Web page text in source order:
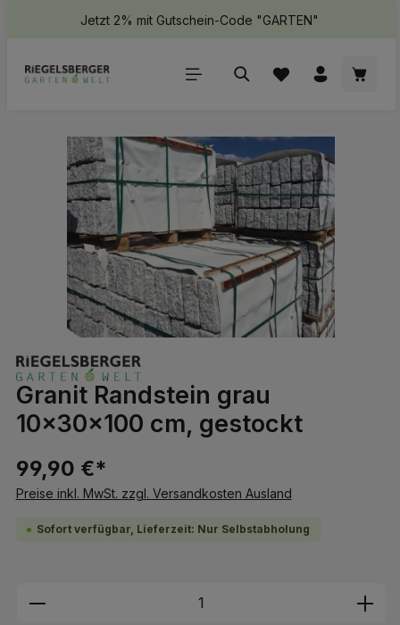
springenJetzt 2% mit Gutschein-Code "GARTEN"
Bildergalerie überspringen
Granit Randstein grau
10x30x100 cm, gestockt
99,90 €*
Preise inkl. MwSt. zzgl. Versandkosten Ausland
Sofort verfügbar, Lieferzeit: Nur Selbstabholung
Produkt Anzahl: Gib den